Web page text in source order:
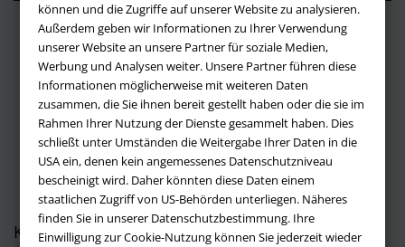
können und die Zugriffe auf unserer Website zu analysieren.
Außerdem geben wir Informationen zu Ihrer Verwendung
unserer Website an unsere Partner für soziale Medien,
Werbung und Analysen weiter. Unsere Partner führen diese
Informationen möglicherweise mit weiteren Daten
zusammen, die Sie ihnen bereit gestellt haben oder die sie im
Rahmen Ihrer Nutzung der Dienste gesammelt haben. Dies
schließt unter Umständen die Weitergabe Ihrer Daten in die
USA ein, denen kein angemessenes Datenschutzniveau
bescheinigt wird. Daher könnten diese Daten einem
staatlichen Zugriff von US-Behörden unterliegen. Näheres
finden Sie in unserer Datenschutzbestimmung. Ihre
Einwilligung zur Cookie-Nutzung können Sie jederzeit wieder
Über buchversandmimpf2000.de
Impressum
Versandbedingungen
Widerruf
Batteriehinweis
AGB
Datenschutz
Kontakt